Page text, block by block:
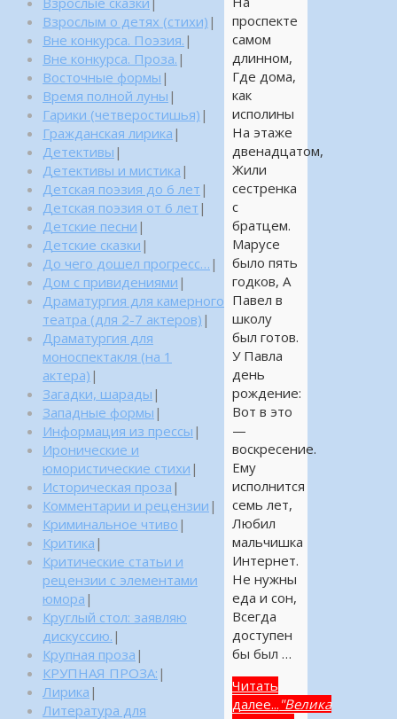
проспекте
самом
длинном,
Где дома,
как
исполины
На этаже
двенадцатом,
Жили
сестренка
с
братцем.
Марусе
было пять
годков, А
Павел в
школу
был готов.
У Павла
день
рождение:
Вот в это
—
воскресение.
Ему
исполнится
семь лет,
Любил
мальчишка
Интернет.
Не нужны
еда и сон,
Всегда
доступен
бы был …
Читать
далее... "Велика
Взрослым о детях (стихи) |
Вне конкурса. Поэзия. |
Вне конкурса. Проза. |
Восточные формы |
Время полной луны |
Гарики (четверостишья) |
Гражданская лирика |
Детективы |
Детективы и мистика |
Детская поэзия до 6 лет |
Детская поэзия от 6 лет |
Детские песни |
Детские сказки |
До чего дошел прогресс… |
Дом с привидениями |
Драматургия для камерного
театра (для 2-7 актеров) |
Драматургия для
моноспектакля (на 1
актера) |
Загадки, шарады |
Западные формы |
Информация из прессы |
Иронические и
юмористические стихи |
Историческая проза |
Комментарии и рецензии |
Криминальное чтиво |
Критика |
Критические статьи и
рецензии с элементами
юмора |
Круглый стол: заявляю
дискуссию. |
Крупная проза |
КРУПНАЯ ПРОЗА: |
Лирика |
Литература для